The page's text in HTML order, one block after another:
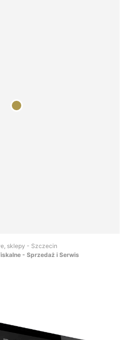
sklepy - Szczecin
- Sprzedaż i Serwis